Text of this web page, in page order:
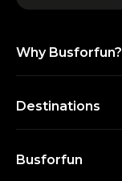
Why Busforfun?
Destinations
Busforfun